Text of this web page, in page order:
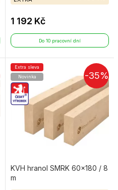
1 192 Kč
Do 10 pracovní dní
-35%
Extra sleva
Novinka
KVH hranol SMRK 60×180 / 8
m